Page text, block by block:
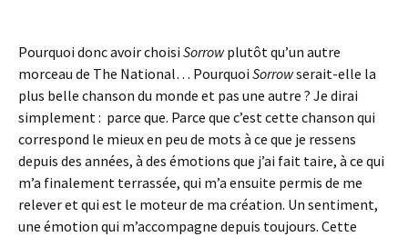
Pourquoi donc avoir choisi Sorrowplutôt qu’un autre
morceau de The National… Pourquoi Sorrowserait-elle la
plus belle chanson du monde et pas une autre ? Je dirai
simplement : parce que. Parce que c’est cette chanson qui
correspond le mieux en peu de mots à ce que je ressens
depuis des années, à des émotions que j’ai fait taire, à ce qui
m’a finalement terrassée, qui m’a ensuite permis de me
relever et qui est le moteur de ma création. Un sentiment,
une émotion qui m’accompagne depuis toujours. Cette